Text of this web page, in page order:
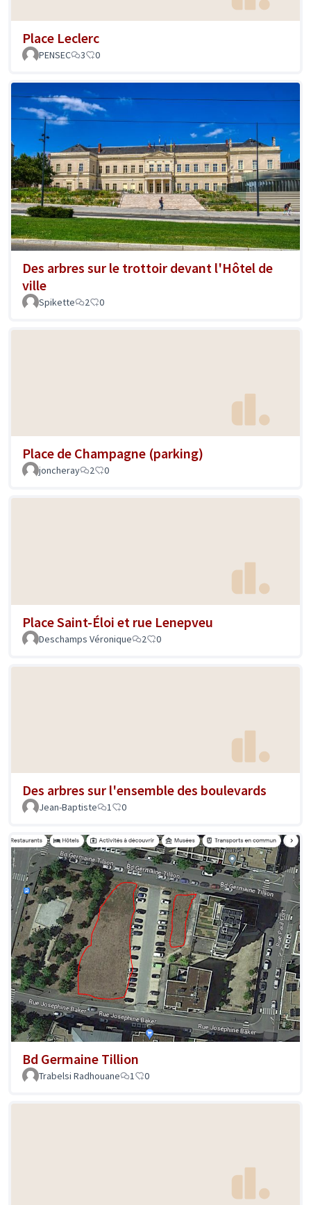
Place Leclerc
PENSEC 3 0
Des arbres sur le trottoir devant l'Hôtel de
ville
Spikette 2 0
Place de Champagne (parking)
joncheray 2 0
Place Saint-Éloi et rue Lenepveu
Deschamps Véronique 2 0
Des arbres sur l'ensemble des boulevards
Jean-Baptiste 1 0
Bd Germaine Tillion
Trabelsi Radhouane 1 0